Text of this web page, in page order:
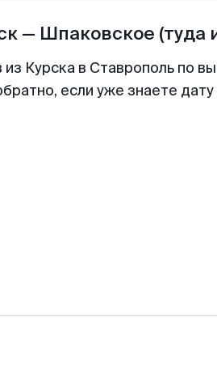
— Шпаковское (туда
Курска в Ставрополь по
если уже знаете